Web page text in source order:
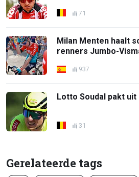
71
Milan Menten haalt
renners Jumbo-
937
Lotto Soudal pakt
31
Gerelateerde tags